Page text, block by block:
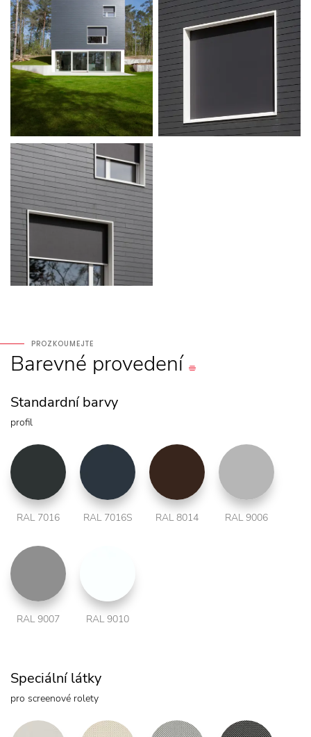
PROZKOUMEJTE
Barevné provedení
Standardní barvy
profil
RAL 7016 RAL 7016S RAL 8014 RAL 9006
RAL 9007 RAL 9010
Speciální látky
pro screenové rolety